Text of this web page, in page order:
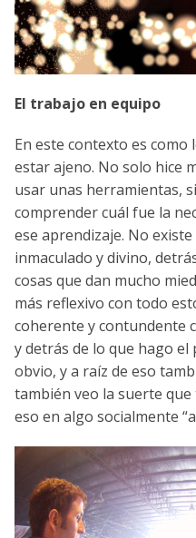
El trabajo en equipo
En este contexto es como
estar ajeno. No solo hice
usar unas herramientas,
comprender cuál fue la
ese aprendizaje. No
inmaculado y divino,
cosas que dan mucho
más reflexivo con todo
coherente y contundente
y detrás de lo que hago
obvio, y a raíz de eso
también veo la suerte
eso en algo socialmente